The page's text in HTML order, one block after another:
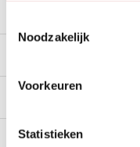
Noodzakelijk
Voorkeuren
Statistieken